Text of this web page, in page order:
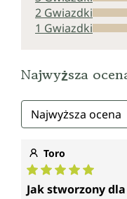
Krew pełni z
transportowe w
metabolizmu
dla naszej
przy gojeniu ran —
wpłynąć na
Spektrum
2 Gwiazdki
1 Gwiazdki
Najwyższa
Toro
Średnia ocena 5 z
Jak stworzony